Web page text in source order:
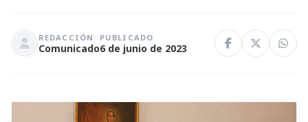
REDACCIÓN
Comunicado
PUBLICADO
6 de junio de 2023